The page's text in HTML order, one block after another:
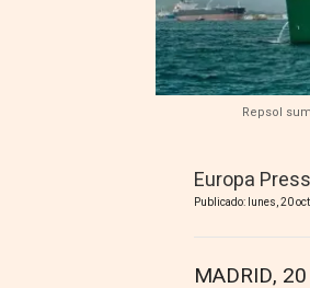
Repsol
Europa
Publicado: lunes, 20
MADRID,